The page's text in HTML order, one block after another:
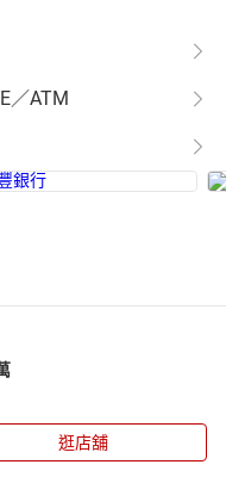
／ATM
逛店舖